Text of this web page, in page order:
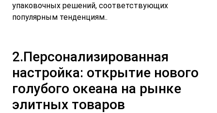
упаковочных решений, соответствующих
популярным тенденциям..
2.Персонализированная
настройка: открытие нового
голубого океана на рынке
элитных товаров